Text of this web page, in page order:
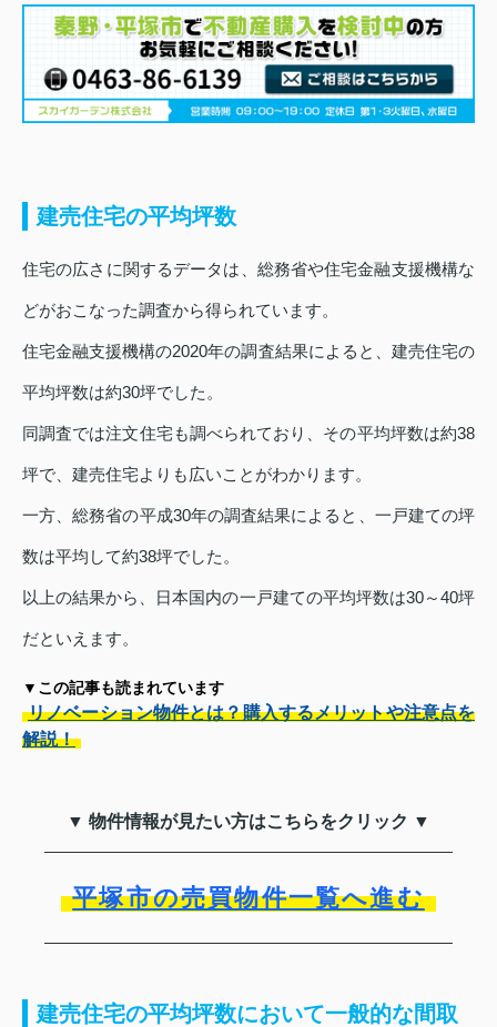
建売住宅の平均坪数
住宅の広さに関するデータは、総務省や住宅金融支援機構な
どがおこなった調査から得られています。
住宅金融支援機構の2020年の調査結果によると、建売住宅の
平均坪数は約30坪でした。
同調査では注文住宅も調べられており、その平均坪数は約38
坪で、建売住宅よりも広いことがわかります。
一方、総務省の平成30年の調査結果によると、一戸建ての坪
数は平均して約38坪でした。
以上の結果から、日本国内の一戸建ての平均坪数は30～40坪
だといえます。
▼この記事も読まれています
リノベーション物件とは？購入するメリットや注意点を
解説！
▼ 物件情報が見たい方はこちらをクリック ▼
平塚市の売買物件一覧へ進む
建売住宅の平均坪数において一般的な間取